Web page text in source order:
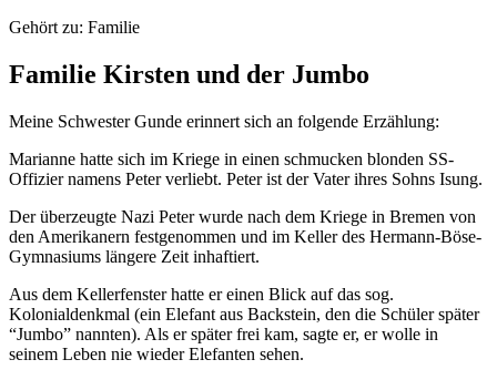
Gehört zu: Familie
Familie Kirsten und der Jumbo
Meine Schwester Gunde erinnert sich an folgende Erzählung:
Marianne hatte sich im Kriege in einen schmucken blonden SS-
Offizier namens Peter verliebt. Peter ist der Vater ihres Sohns Isung.
Der überzeugte Nazi Peter wurde nach dem Kriege in Bremen von
den Amerikanern festgenommen und im Keller des Hermann-Böse-
Gymnasiums längere Zeit inhaftiert.
Aus dem Kellerfenster hatte er einen Blick auf das sog.
Kolonialdenkmal (ein Elefant aus Backstein, den die Schüler später
“Jumbo” nannten). Als er später frei kam, sagte er, er wolle in
seinem Leben nie wieder Elefanten sehen.